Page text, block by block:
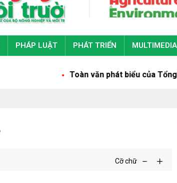
PHÁP LUẬT PHÁT TRIỂN MULTIMEDIA
văn phát biểu của Tổng Bí thư, Chủ tịch
Cỡ chữ